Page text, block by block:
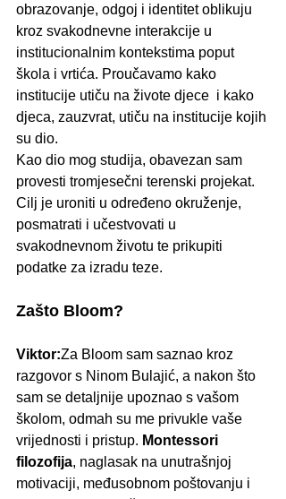
obrazovanje, odgoj i identitet oblikuju
kroz svakodnevne interakcije u
institucionalnim kontekstima poput
škola i vrtića. Proučavamo kako
institucije utiču na živote djece  i kako
djeca, zauzvrat, utiču na institucije kojih
su dio.
Kao dio mog studija, obavezan sam
provesti tromjesečni terenski projekat.
Cilj je uroniti u određeno okruženje,
posmatrati i učestvovati u
svakodnevnom životu te prikupiti
podatke za izradu teze.
Zašto Bloom?
Viktor:Za Bloom sam saznao kroz
razgovor s Ninom Bulajić, a nakon što
sam se detaljnije upoznao s vašom
školom, odmah su me privukle vaše
vrijednosti i pristup. Montessori
filozofija, naglasak na unutrašnjoj
motivaciji, međusobnom poštovanju i